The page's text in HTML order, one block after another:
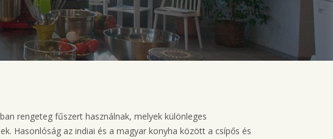
rengeteg fűszert használnak, melyek különleges
Hasonlóság az indiai és a magyar konyha között a csípős és